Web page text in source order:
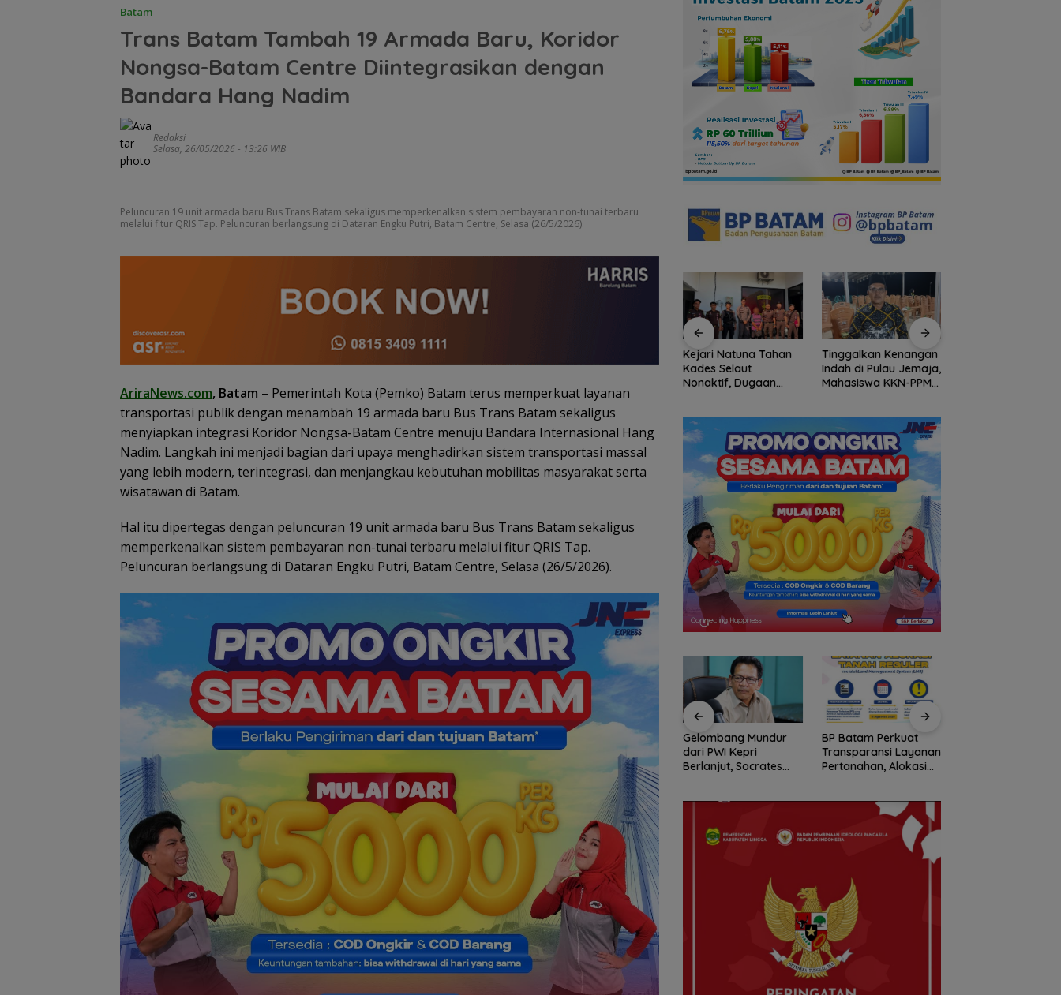
Batam
Trans Batam Tambah 19 Armada Baru, Koridor
Nongsa-Batam Centre Diintegrasikan dengan
Bandara Hang Nadim
Redaksi
Selasa, 26/05/2026 - 13:26 WIB
Peluncuran 19 unit armada baru Bus Trans Batam sekaligus memperkenalkan sistem pembayaran non-tunai terbaru
melalui fitur QRIS Tap. Peluncuran berlangsung di Dataran Engku Putri, Batam Centre, Selasa (26/5/2026).
AriraNews.com, Batam – Pemerintah Kota (Pemko) Batam terus memperkuat layanan
transportasi publik dengan menambah 19 armada baru Bus Trans Batam sekaligus
menyiapkan integrasi Koridor Nongsa-Batam Centre menuju Bandara Internasional Hang
Nadim. Langkah ini menjadi bagian dari upaya menghadirkan sistem transportasi massal
yang lebih modern, terintegrasi, dan menjangkau kebutuhan mobilitas masyarakat serta
wisatawan di Batam.
Hal itu dipertegas dengan peluncuran 19 unit armada baru Bus Trans Batam sekaligus
memperkenalkan sistem pembayaran non-tunai terbaru melalui fitur QRIS Tap.
Peluncuran berlangsung di Dataran Engku Putri, Batam Centre, Selasa (26/5/2026).
BP Batam Perkuat
Transparansi Layanan
Tanah Reguler Segera
Hadir Melalui LMS
Stop Penyelidikan,
Polsek Lubuk Baja
Murni Masalah Hak
Asuh
Malaysia Bakal
Family Rally Wisata
Season 3
Kejari Natuna Tahan
Kades Selaut
Nonaktif, Dugaan
Rp533 Juta
Tinggalkan Kenangan
Indah di Pulau Jemaja,
Mahasiswa KKN-PPM
oleh Kades Bukit Padi
Pemko Batam
Petakan Kebutuhan
Pemerataan Tenaga
Pendidik
Rotasi 311 ASN Jadi
Awal Reformasi
Amsakar Tekankan
Integritas dan Kinerja
Ratusan Wisatawan
Malaysia Bakal
Jelajahi Batam dalam
Family Rally Wisata
Season 3
Gelombang Mundur
dari PWI Kepri
Berlanjut, Socrates
BP Batam Perkuat
Transparansi Layanan
Pertanahan, Alokasi